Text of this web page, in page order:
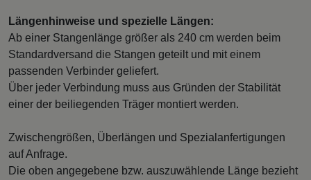
Längenhinweise und spezielle Längen:
Ab einer Stangenlänge größer als 240 cm werden beim
Standardversand die Stangen geteilt und mit einem
passenden Verbinder geliefert.
Über jeder Verbindung muss aus Gründen der Stabilität
einer der beiliegenden Träger montiert werden.
Zwischengrößen, Überlängen und Spezialanfertigungen
auf Anfrage.
Die oben angegebene bzw. auszuwählende Länge bezieht